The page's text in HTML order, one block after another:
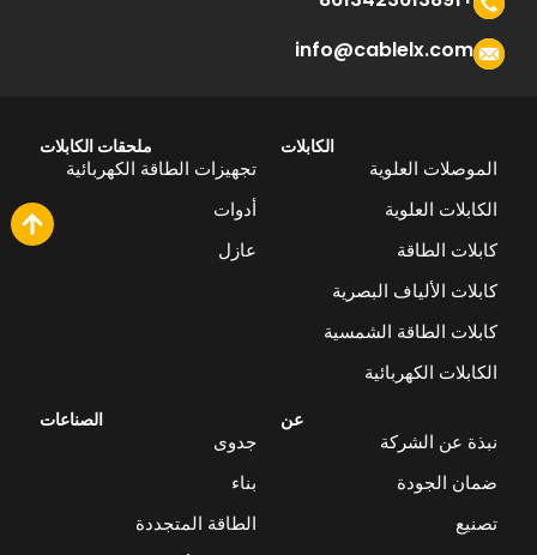
info@cablelx.com
الكابلات
الموصلات العلوية
الكابلات العلوية
كابلات الطاقة
كابلات الألياف البصرية
كابلات الطاقة الشمسية
الكابلات الكهربائية
ملحقات الكابلات
تجهيزات الطاقة الكهربائية
أدوات
عازل
عن
نبذة عن الشركة
ضمان الجودة
تصنيع
الصناعات
جدوى
بناء
الطاقة المتجددة